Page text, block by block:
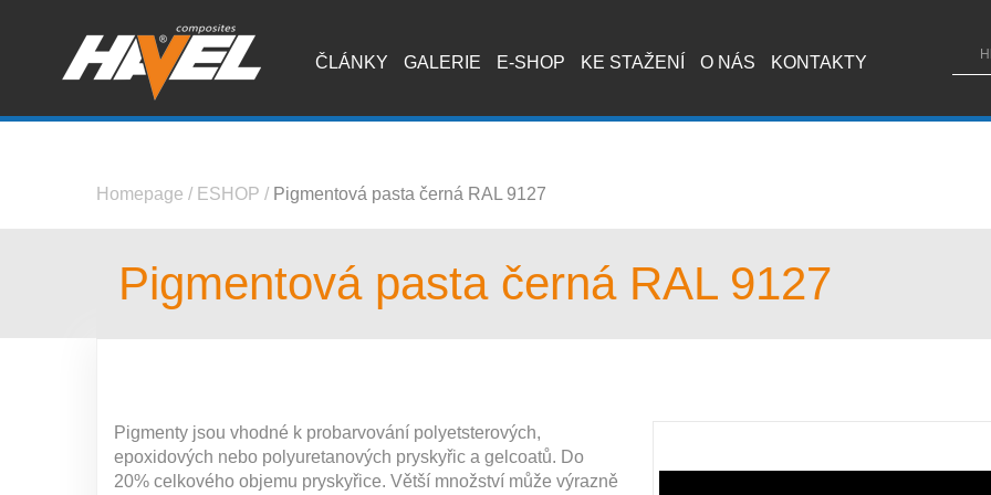
ČLÁNKY GALERIE E-SHOP KE STAŽENÍ O NÁS KONTAKTY
Homepage / ESHOP / Pigmentová pasta černá RAL 9127
Pigmentová pasta černá RAL 9127
Pigmenty jsou vhodné k probarvování polyetsterových,
epoxidových nebo polyuretanových pryskyřic a gelcoatů. Do
20% celkového objemu pryskyřice. Větší množství může výrazně